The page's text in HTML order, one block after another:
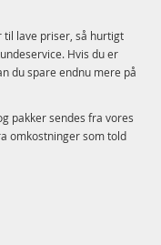
lave priser, så hurtigt
Hvis du er
du spare endnu mere på
pakker sendes fra vores
omkostninger som told